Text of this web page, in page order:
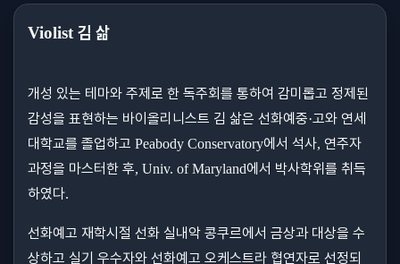
Violist 김 삶
개성 있는 테마와 주제로 한 독주회를 통하여 감미롭고 정제된
감성을 표현하는 바이올리니스트 김 삶은 선화예중·고와 연세
대학교를 졸업하고 Peabody Conservatory에서 석사, 연주자
과정을 마스터한 후, Univ. of Maryland에서 박사학위를 취득
하였다.
선화예고 재학시절 선화 실내악 콩쿠르에서 금상과 대상을 수
상하고 실기 우수자와 선화예고 오케스트라 협연자로 선정되